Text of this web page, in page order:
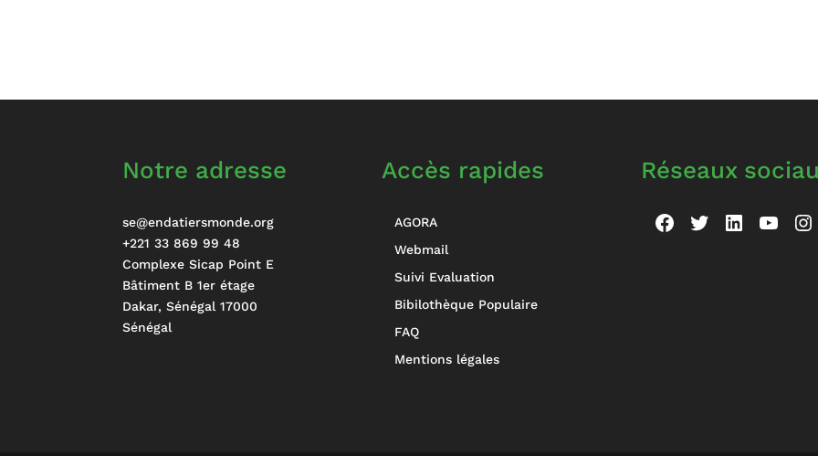
Notre adresse
se@endatiersmonde.org
+221 33 869 99 48
Complexe Sicap Point E
Bâtiment B 1er étage
Dakar,Sénégal 17000
Sénégal
Accès rapides
AGORA
Webmail
Suivi Evaluation
Bibilothèque Populaire
FAQ
Mentions légales
Réseaux
Facebook
Twitter
LinkedIn